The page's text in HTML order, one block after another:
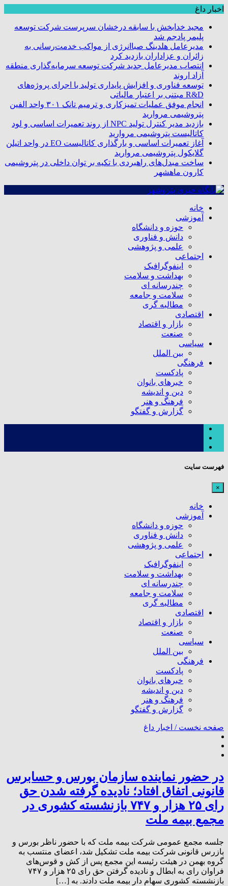
اخبار داغ
مجید خدابخش با سابقه درخشان سرپرست شرکت توسعه
پلیمر پادجم شد
مدیرعامل هلدینگ صباانرژی از مواکب خدمت‌رسانی به
زائران و عزاداران بازدید کرد
انتصاب مدیرعامل جدید شرکت توسعه سرمایه‌گذاری منطقه
آزاد اروند
توسعه فناوری و افزایش پایداری تولید با اجرای پروژه‌های
R&D مبتنی بر اعتبار مالیاتی
انجام موفق عملیات تمیزکاری و ترمیم تانک ۳۰۱ واحد الفین
پتروشیمی مروارید
بازدید مدیر کنترل تولید NPC از روند تعمیرات اساسی و لود
کاتالیست پتروشیمی مروارید
آغاز تعمیرات اساسی و بارگذاری کاتالیست EO در واحد اتیلن
گلایکول پتروشیمی مروارید
ساخت مبدل‌های راهبردی با تکیه بر توان داخلی در پتروشیمی
کارون ماهشهر
خانه
آموزشی
حوزه و دانشگاه
دانش و فناوری
علمی و پژوهشی
اجتماعی
اینفوگرافیک
بهداشت و سلامت
چندرسانه ای
سلامت و جامعه
مطالبه گری
اقتصادی
بازار و اقتصاد
صنعت
سیاسی
بین الملل
فرهنگی
پادکست
خبرهای بانوان
دین و اندیشه
فرهنگ و هنر
گزارش و گفتگو
فهرست سایت
×
خانه
آموزشی
حوزه و دانشگاه
دانش و فناوری
علمی و پژوهشی
اجتماعی
اینفوگرافیک
بهداشت و سلامت
چندرسانه ای
سلامت و جامعه
مطالبه گری
اقتصادی
بازار و اقتصاد
صنعت
سیاسی
بین الملل
فرهنگی
پادکست
خبرهای بانوان
دین و اندیشه
فرهنگ و هنر
گزارش و گفتگو
صفحه نخست / اخبار داغ
در حضور نماینده سازمان بورس و حسابرس
قانونی اتفاق افتاد؛ نادیده گرفته شدن حق
رای ۲۵ هزار و ۷۴۷ بازنشسته کشوری در
مجمع بیمه ملت
جلسه مجمع عمومی شرکت بیمه ملت که با حضور ناظر بورس و
بازرس قانونی شرکت بیمه ملت تشکیل شد، اعضای منتسب به
گروه بهمن در هیئت رئیسه این مجمع پس از کش و قوس‌های
فراوان رای به ابطال و نادیده گرفتن حق رای ۲۵ هزار و ۷۴۷
بازنشسته کشوری سهام دار بیمه ملت دادند. به […]